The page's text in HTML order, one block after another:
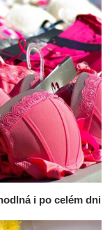
i po celém dni